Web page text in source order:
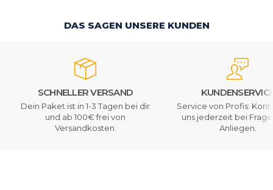
DAS SAGEN UNSERE KUNDEN
SCHNELLER VERSAND
Dein Paket ist in 1-3 Tagen bei dir
und ab 100€ frei von
Versandkosten.
Service von Profis:
uns jederzeit bei
Anliegen.